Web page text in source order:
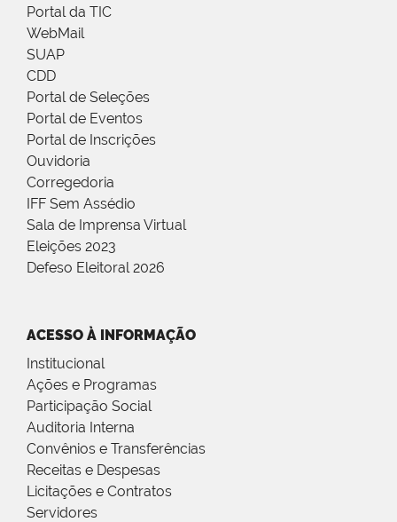
Portal da TIC
WebMail
SUAP
CDD
Portal de Seleções
Portal de Eventos
Portal de Inscrições
Ouvidoria
Corregedoria
IFF Sem Assédio
Sala de Imprensa Virtual
Eleições 2023
Defeso Eleitoral 2026
ACESSO À INFORMAÇÃO
Institucional
Ações e Programas
Participação Social
Auditoria Interna
Convênios e Transferências
Receitas e Despesas
Licitações e Contratos
Servidores